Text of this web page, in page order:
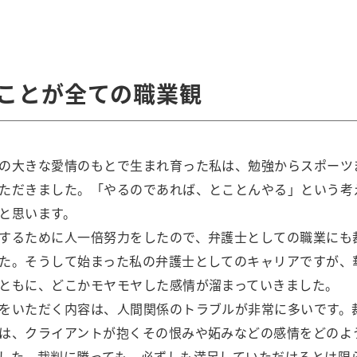
とが全ての職業観
大きな愛情のもとで生まれ育った私は、勉強からスポー
だきました。「やるのであれば、とことんやる」という
思います。
るために人一倍努力をしたので、弁護士としての職業に
。そうして始まった私の弁護士としてのキャリアですが
もに、どこかモヤモヤした感情が溜まっていきました。
いただく内容は、人間関係のトラブルが非常に多いです
、クライアントが抱くその恨みや妬みなどの感情をどの